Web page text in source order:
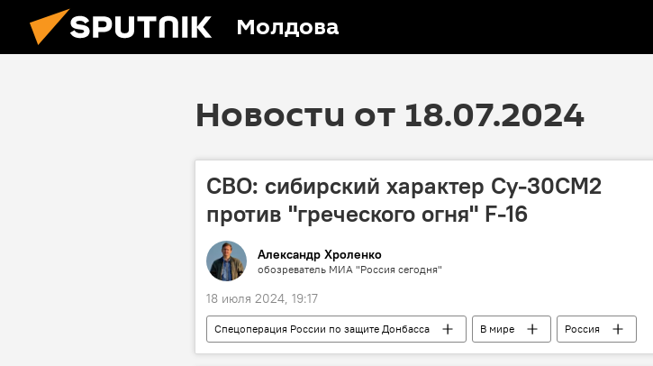
Молдова
Новости от 18.07.2024
СВО: сибирский характер Су-30СМ2
против "греческого огня" F-16
Александр Хроленко
обозреватель МИА "Россия сегодня"
18 июля 2024, 19:17
Спецоперация России по защите Донбасса В мире Россия